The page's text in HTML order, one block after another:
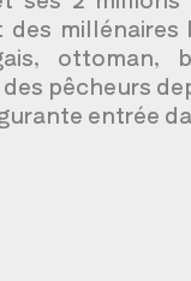
ottoman,
pêcheurs
entrée